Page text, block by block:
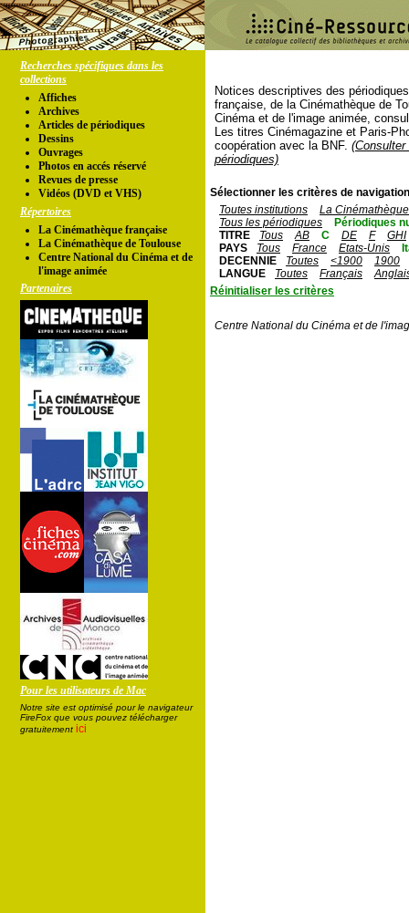
Recherches spécifiques dans les
collections
Affiches
Archives
Articles de périodiques
Dessins
Ouvrages
Photos en accés réservé
Revues de presse
Vidéos (DVD et VHS)
Répertoires
La Cinémathèque française
La Cinémathèque de Toulouse
Centre National du Cinéma et de
l'image animée
Partenaires
Pour les utilisateurs de Mac
Notre site est optimisé pour le navigateur
FireFox que vous pouvez télécharger
gratuitement ici
Notices descriptives des
française, de la Cinémathèque de
Cinéma et de l'image animée,
Les titres Cinémagazine et Paris-
coopération avec la BNF.
périodiques)
Sélectionner les critères de
Toutes institutions
La
Tous les périodiques
Périodiques
TITRE
Tous AB C DE F
GHI
PAYS
Tous France Etats-Unis
DECENNIE
Toutes <1900
1900
LANGUE
Toutes Français
Réinitialiser les critères
Centre National du Cinéma et de